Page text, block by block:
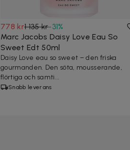
778 kr1 135 kr-31%
Marc Jacobs Daisy Love Eau So
Sweet Edt 50ml
Daisy Love eau so sweet – den friska
gourmanden. Den söta, mousserande,
flörtiga och samti...
Snabb leverans